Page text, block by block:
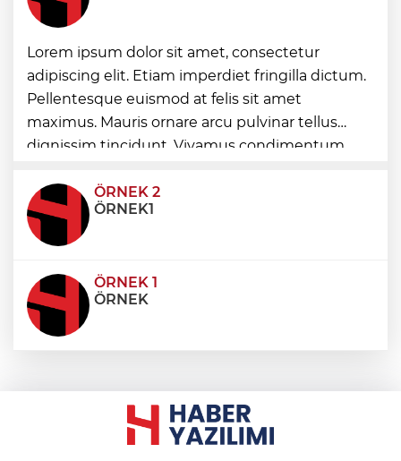
Kıyılarda yeni dönem! Bakanlık işgallere
karşı devrede
Dijital Türk Lirası’nda 23 proje üçüncü
faza geçti
Lorem ipsum dolor sit amet, consectetur
adipiscing elit. Etiam imperdiet fringilla dictum.
Pellentesque euismod at felis sit amet
maximus. Mauris ornare arcu pulvinar tellus
dignissim tincidunt. Vivamus condimentum
condimentum eros et, faucibus sapien. Praese
ÖRNEK 2
ÖRNEK1
ÖRNEK 1
ÖRNEK